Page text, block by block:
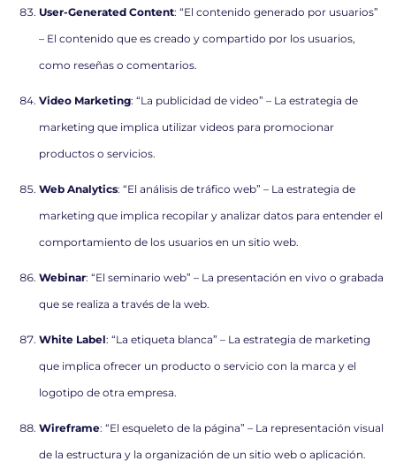
User-Generated Content: “El contenido generado por usuarios”
– El contenido que es creado y compartido por los usuarios,
como reseñas o comentarios.
Video Marketing: “La publicidad de video” – La estrategia de
marketing que implica utilizar videos para promocionar
productos o servicios.
Web Analytics: “El análisis de tráfico web” – La estrategia de
marketing que implica recopilar y analizar datos para entender el
comportamiento de los usuarios en un sitio web.
Webinar: “El seminario web” – La presentación en vivo o grabada
que se realiza a través de la web.
White Label: “La etiqueta blanca” – La estrategia de marketing
que implica ofrecer un producto o servicio con la marca y el
logotipo de otra empresa.
Wireframe: “El esqueleto de la página” – La representación visual
de la estructura y la organización de un sitio web o aplicación.